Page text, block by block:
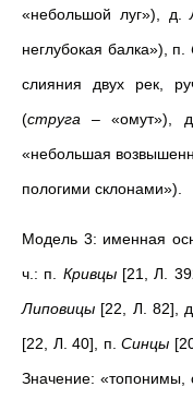
«небольшой луг»), д.
неглубокая балка»), п.
слияния двух рек,
(струга – «омут»),
«небольшая
пологими склонами»).
Модель 3: именная
ч.: п. Кривцы[21, Л.
Липовицы [22, Л. 82],
[22, Л. 40], п.Синцы
Значение: «топонимы,